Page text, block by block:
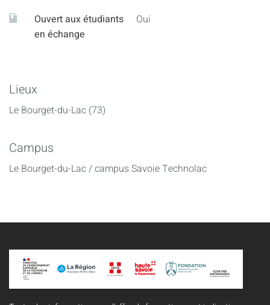
Ouvert aux étudiants
en échange
Oui
Lieux
Le Bourget-du-Lac (73)
Campus
Le Bourget-du-Lac / campus Savoie Technolac